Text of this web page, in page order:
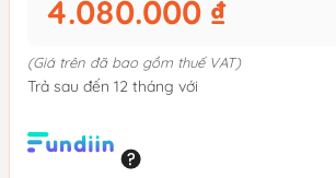
4.080.000 ₫
(Giá trên đã bao gồm thuế VAT)
Trả sau đến 12 tháng với